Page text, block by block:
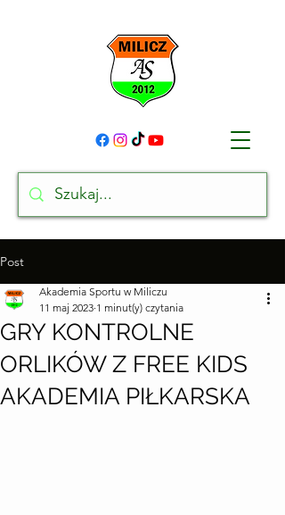
Post
GRY KONTROLNE
ORLIKÓW Z FREE KIDS
AKADEMIA PIŁKARSKA
Akademia Sportu w Miliczu
11 maj 2023 1 minut(y) czytania